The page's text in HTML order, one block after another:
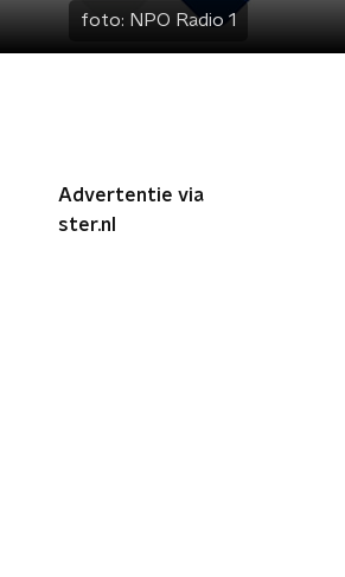
foto: NPO Radio 1
Advertentie via
ster.nl